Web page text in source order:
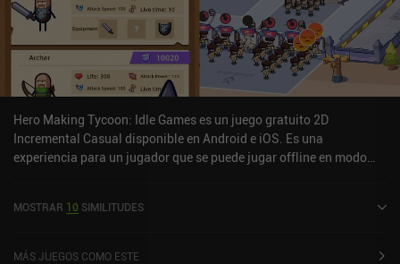
Hero Making Tycoon: Idle Games es un juego gratuito 2D
Incremental Casual disponible en Android e iOS. Es una
experiencia para un jugador que se puede jugar offline en modo
2023 y tiene una valoración actual de 4,3 sobre 5,0 en Google Play
MOSTRAR 10 SIMILITUDES
MÁS JUEGOS COMO ESTE